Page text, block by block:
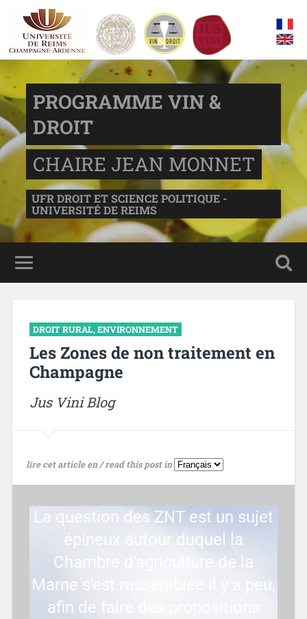
PROGRAMME VIN &
DROIT
CHAIRE JEAN MONNET
UFR DROIT ET SCIENCE POLITIQUE -
UNIVERSITÉ DE REIMS
DROIT RURAL,ENVIRONNEMENT
Les Zones de non traitement en
Champagne
Jus Vini Blog
lire cet article en / read this post in
La question des ZNT est un sujet
épineux autour duquel la
Chambre d'agriculture de la
Marne s'est rassemblée il y a peu,
afin de faire des propositions